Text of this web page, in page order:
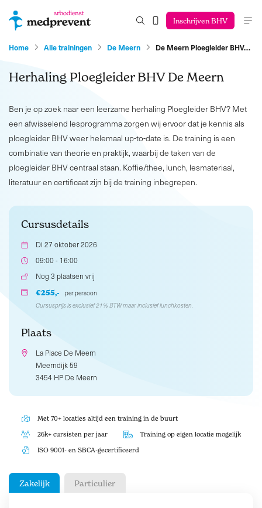
Inschrijven BHV
Home Alle trainingen De Meern De Meern Ploegleider BHV…
Herhaling Ploegleider BHV De Meern
Ben je op zoek naar een leerzame herhaling Ploegleider BHV? Met
een afwisselend lesprogramma zorgen wij ervoor dat je kennis als
ploegleider BHV weer helemaal up-to-date is. De training is een
combinatie van theorie en praktijk, waarbij de taken van de
ploegleider BHV centraal staan. Koffie/thee, lunch, lesmateriaal,
literatuur en certificaat zijn bij de training inbegrepen.
Cursusdetails
Di 27 oktober 2026
09:00 - 16:00
Nog 3 plaatsen vrij
€255,-
per persoon
Cursusprijs is exclusief 21% BTW maar inclusief lunchkosten.
Plaats
La Place De Meern
Meerndijk 59
3454 HP De Meern
Met 70+ locaties altijd een training in de buurt
26k+ cursisten per jaar Training op eigen locatie mogelijk
ISO 9001- en SBCA-gecertificeerd
Zakelijk Particulier